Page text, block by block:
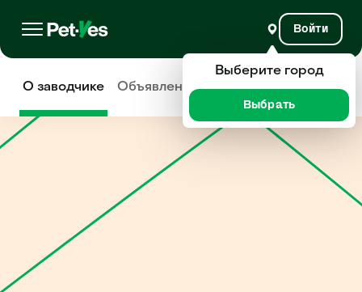
Войти
О заводчике Объявления Отзывы
Выберите город
Выбрать